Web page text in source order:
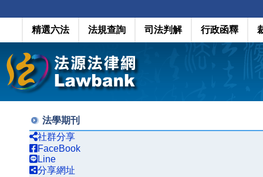
精選六法 法規查詢 司法判解 行政函釋
法學期刊
社群分享
FaceBook
Line
分享網址